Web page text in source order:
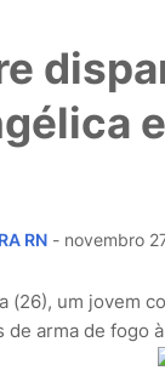
RN - novembro
(26), um jovem
arma de fogo